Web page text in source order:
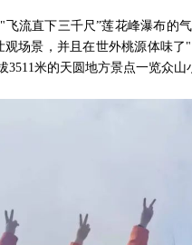
直下三千尺”莲花峰瀑布的
场景，并且在世外桃源体味
3511米的天圆地方景点一览众